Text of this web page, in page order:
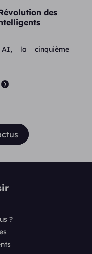
des
AI, la cinquième
?